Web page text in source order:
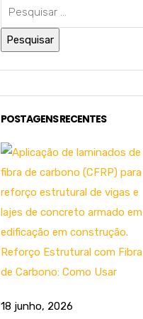
POSTAGENS RECENTES
Reforço Estrutural com Fibra
de Carbono: Como Usar
18 junho, 2026